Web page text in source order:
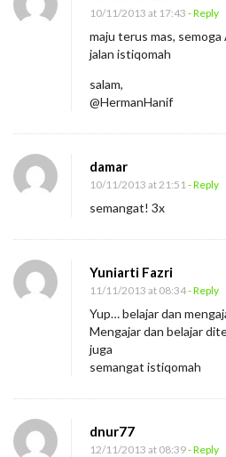
10/11/2013 at 17:43 - Reply
maju terus mas,
jalan istiqomah
salam,
@HermanHanif
damar
10/11/2013 at 21:51- Reply
semangat! 3x
Yuniarti Fazri
11/11/2013 at 08:34- Reply
Yup… belajar dan
Mengajar dan belajar
juga
semangat istiqomah
dnur77
12/11/2013 at 08:39- Reply